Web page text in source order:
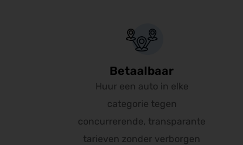
Betaalbaar
Huur een auto in elke
categorie tegen
concurrerende, transparante
tarieven zonder verborgen